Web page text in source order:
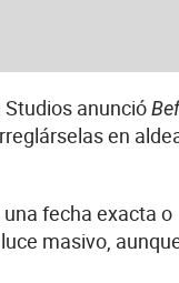
anunció
en
fecha exacta o
masivo,